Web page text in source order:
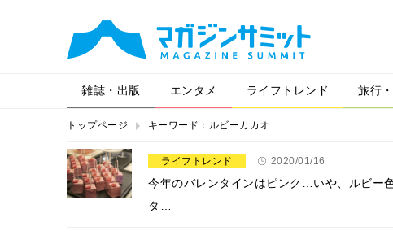
雑誌・出版 エンタメ ライフトレンド 旅行
トップページ キーワード：ルビーカカオ
ライフトレンド 2020/01/16
今年のバレンタインはピンク…いや、ルビー
タ…